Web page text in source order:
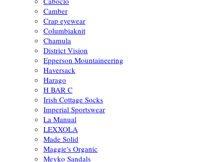
Camber
Crap eyewear
Columbiaknit
Chamula
District Vision
Epperson Mountaineering
Haversack
Harago
H BAR C
Irish Cottage Socks
Imperial Sportswear
La Manual
LEXXOLA
Made Solid
Maggie's Organic
Meyko Sandals